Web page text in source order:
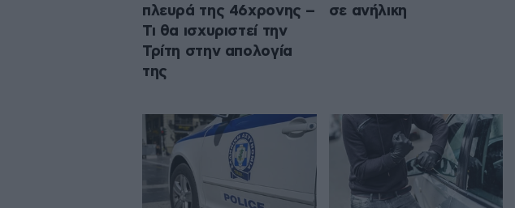
πλευρά της 46χρονης –
Τι θα ισχυριστεί την
Τρίτη στην απολογία
της
σε ανήλικη